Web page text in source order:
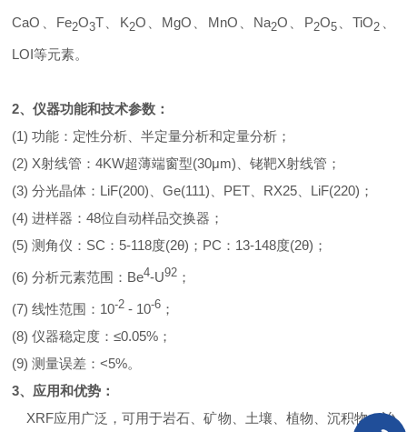
CaO、Fe2O3T、K2O、MgO、MnO、Na2O、P2O5、TiO2
LOI等元素。
2、仪器功能和技术参数：
(1) 功能：定性分析、半定量分析和定量分析；
(2) X射线管：4KW超薄端窗型(30μm)、铑靶X射线管；
(3) 分光晶体：LiF(200)、Ge(111)、PET、RX25、LiF(220)；
(4) 进样器：48位自动样品交换器；
(5) 测角仪：SC：5-118度(2θ)；PC：13-148度(2θ)；
(6) 分析元素范围：Be4-U92 ；
(7) 线性范围：10-2 - 10-6 ；
(8) 仪器稳定度：≤0.05%；
(9) 测量误差：<5%。
3、应用和优势：
XRF应用广泛，可用于岩石、矿物、土壤、植物、沉积物、冶